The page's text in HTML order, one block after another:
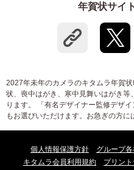
年賀状サイ
2027年未年のカメラのキタムラ年賀
状、喪中はがき、寒中見舞いはがき
ります。 「有名デザイナー監修デザ
もお選びいただけます。お急ぎの方に
個人情報保護方針 グループ
キタムラ会員利用規約
プリン